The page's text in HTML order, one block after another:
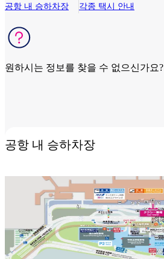
공항 내 승하차장​ 각종 택시 안내
원하시는 정보를 찾을 수 없으신가요?
공항 내 승하차장​